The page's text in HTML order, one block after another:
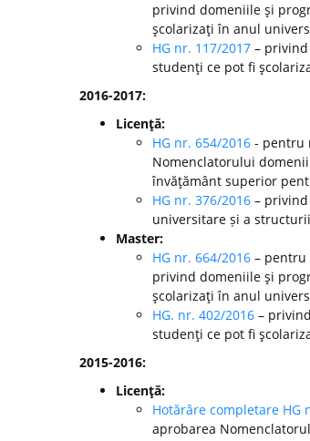
privind domeniile şi
şcolarizaţi în anul
HG nr. 117/2017 –
studenţi ce pot fi
2016-2017:
Licenţă:
HG nr. 654/2016 - pentru
Nomenclatorului
învăţământ superior
HG nr. 376/2016 –
universitare și a
Master:
HG nr. 664/2016 – pentru
privind domeniile şi
şcolarizaţi în anul
HG. nr. 402/2016 –
studenţi ce pot fi
2015-2016:
Licenţă:
Hotărâre completare HG
aprobarea